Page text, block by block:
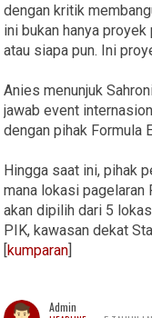
dengan kritik
ini bukan hanya
atau siapa pun. Ini
Anies menunjuk
jawab event
dengan pihak Formula
Hingga saat ini, pihak
mana lokasi pagelaran
akan dipilih dari 5
PIK, kawasan dekat
[kumparan]
Admin